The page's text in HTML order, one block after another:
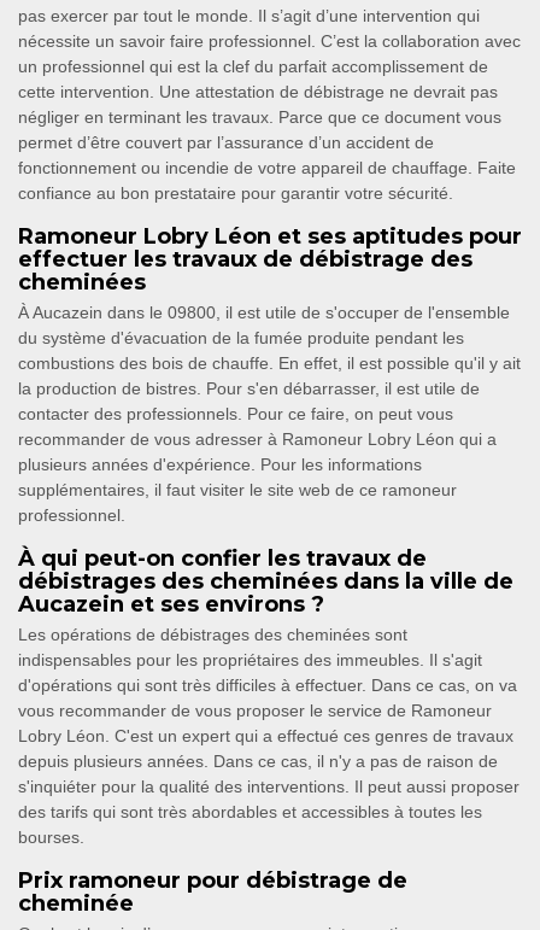
pas exercer par tout le monde. Il s’agit d’une intervention qui
nécessite un savoir faire professionnel. C’est la collaboration avec
un professionnel qui est la clef du parfait accomplissement de
cette intervention. Une attestation de débistrage ne devrait pas
négliger en terminant les travaux. Parce que ce document vous
permet d’être couvert par l’assurance d’un accident de
fonctionnement ou incendie de votre appareil de chauffage. Faite
confiance au bon prestataire pour garantir votre sécurité.
Ramoneur Lobry Léon et ses aptitudes pour
effectuer les travaux de débistrage des
cheminées
À Aucazein dans le 09800, il est utile de s'occuper de l'ensemble
du système d'évacuation de la fumée produite pendant les
combustions des bois de chauffe. En effet, il est possible qu'il y ait
la production de bistres. Pour s'en débarrasser, il est utile de
contacter des professionnels. Pour ce faire, on peut vous
recommander de vous adresser à Ramoneur Lobry Léon qui a
plusieurs années d'expérience. Pour les informations
supplémentaires, il faut visiter le site web de ce ramoneur
professionnel.
À qui peut-on confier les travaux de
débistrages des cheminées dans la ville de
Aucazein et ses environs ?
Les opérations de débistrages des cheminées sont
indispensables pour les propriétaires des immeubles. Il s'agit
d'opérations qui sont très difficiles à effectuer. Dans ce cas, on va
vous recommander de vous proposer le service de Ramoneur
Lobry Léon. C'est un expert qui a effectué ces genres de travaux
depuis plusieurs années. Dans ce cas, il n'y a pas de raison de
s'inquiéter pour la qualité des interventions. Il peut aussi proposer
des tarifs qui sont très abordables et accessibles à toutes les
bourses.
Prix ramoneur pour débistrage de
cheminée